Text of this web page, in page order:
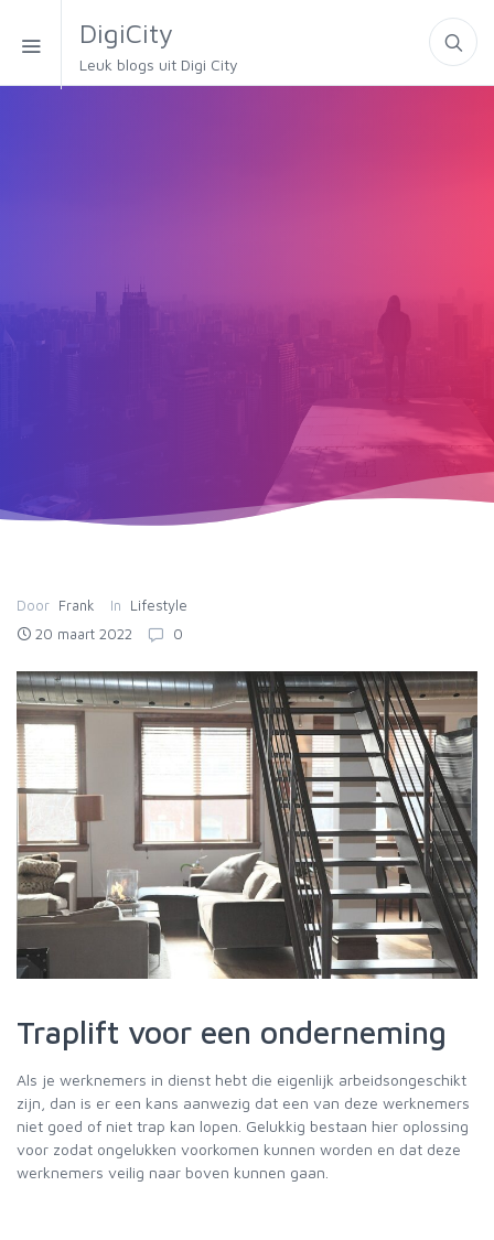
DigiCity
Leuk blogs uit Digi City
Door Frank In
Lifestyle
20 maart 2022
0
Traplift voor een onderneming
Als je werknemers in dienst hebt die eigenlijk arbeidsongeschikt
zijn, dan is er een kans aanwezig dat een van deze werknemers
niet goed of niet trap kan lopen. Gelukkig bestaan hier oplossing
voor zodat ongelukken voorkomen kunnen worden en dat deze
werknemers veilig naar boven kunnen gaan.